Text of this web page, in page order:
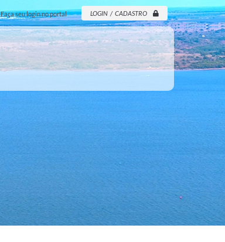
Faça seu login no portal LOGIN / CADASTRO